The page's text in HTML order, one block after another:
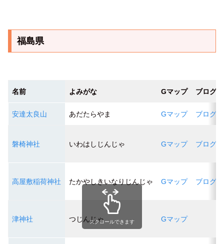
福島県
名前 よみがな Gマップ ブログ
安達太良山 あだたらやま Gマップ ブログ１
磐椅神社 いわはしじんじゃ Gマップ ブログ１
高屋敷稲荷神社 たかやしきいなりじんじゃ Gマップ ブログ１
津神社 つじんじゃ Gマップ
スクロールできます